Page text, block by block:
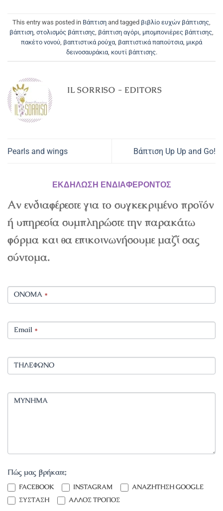
This entry was posted in Βάπτιση and tagged βιβλίο ευχών βάπτισης
βάπτιση στολισμός βάπτισης βάπτιση αγόρι μπομπονιέρες βάπτισης
πακέτο νονού βαπτιστικά ρούχα βαπτιστικά παπούτσια μικρά
δεινοσαυράκια, κουτί βάπτισης.
IL SORRISO - EDITORS
Pearls and wings Βάπτιση Up Up and Go!
ΕΚΔΗΛΩΣΗ ΕΝΔΙΑΦΕΡΟΝΤΟΣ
Αν ενδιαφέρεστε για το συγκεκριμένο προϊόν
ή υπηρεσία συμπληρώστε την παρακάτω
φόρμα και θα επικοινωνήσουμε μαζί σας
σύντομα.
ΟΝΟΜΑ *
Email *
ΤΗΛΕΦΩΝΟ
ΜΥΝΗΜΑ
Πώς μας βρήκατε;
FACEBOOK INSTAGRAMINSTAGRAMΑΝΑΖΗΤΗΣΗ GOOGLE
ΣΥΣΤΑΣΗ
ΑΛΛΟΣ ΤΡΟΠΟΣ